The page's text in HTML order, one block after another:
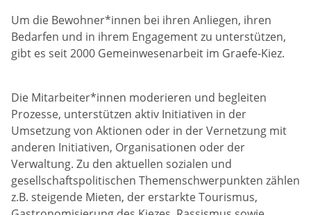
Mitgliedschaften
Spenden
Um die Bewohner*innen bei ihren Anliegen, ihren
Bedarfen und in ihrem Engagement zu unterstützen,
gibt es seit 2000 Gemeinwesenarbeit im Graefe-Kiez.
Die Mitarbeiter*innen moderieren und begleiten
Prozesse, unterstützen aktiv Initiativen in der
Umsetzung von Aktionen oder in der Vernetzung mit
anderen Initiativen, Organisationen oder der
Verwaltung. Zu den aktuellen sozialen und
gesellschaftspolitischen Themenschwerpunkten zählen
z.B. steigende Mieten, der erstarkte Tourismus,